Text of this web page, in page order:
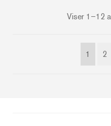
Viser 1–12
1
2